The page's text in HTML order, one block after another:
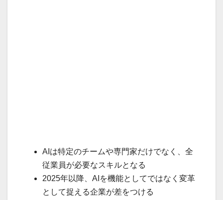
AIは特定のチームや専門家だけでなく、全
従業員が必要なスキルとなる
2025年以降、AIを機能としてではなく変革
として捉える企業が差をつける